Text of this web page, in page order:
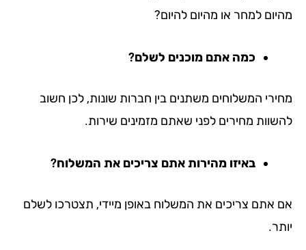
למחר או מהיום להיום?
כמה אתם מוכנים לשלם?
המשלוחים משתנים בין חברות שונות, לכן חשוב
מחירים לפני שאתם מזמינים שירות.
באיזו מהירות אתם צריכים את המשלוח?
אתם צריכים את המשלוח באופן מיידי, תצטרכו לשלם